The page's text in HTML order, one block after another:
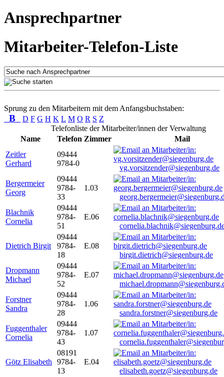
Ansprechpartner
Mitarbeiter-Telefon-Liste
Sprung zu den Mitarbeitern mit dem Anfangsbuchstaben:
B D F G H K L M O R S Z
Telefonliste der Mitarbeiter/innen der Verwaltung
Name
Telefon Zimmer
Mail
Zeitler
Gerhard
09444
9784-0
vg.vorsitzender@siegenburg.de
Bergermeier
Georg
09444
9784-
33
1.03
Blachnik
Cornelia
09444
9784-
51
E.06
Dietrich Birgit
09444
9784-
18
E.08
birgit.dietrich@siegenburg.de
Dropmann
Michael
09444
9784-
52
E.07
Forstner
Sandra
09444
9784-
28
1.06
sandra.forstner@siegenburg.de
Fuggenthaler
Cornelia
09444
9784-
43
1.07
Götz Elisabeth
08191
9784-
13
E.04
elisabeth.goetz@siegenburg.de